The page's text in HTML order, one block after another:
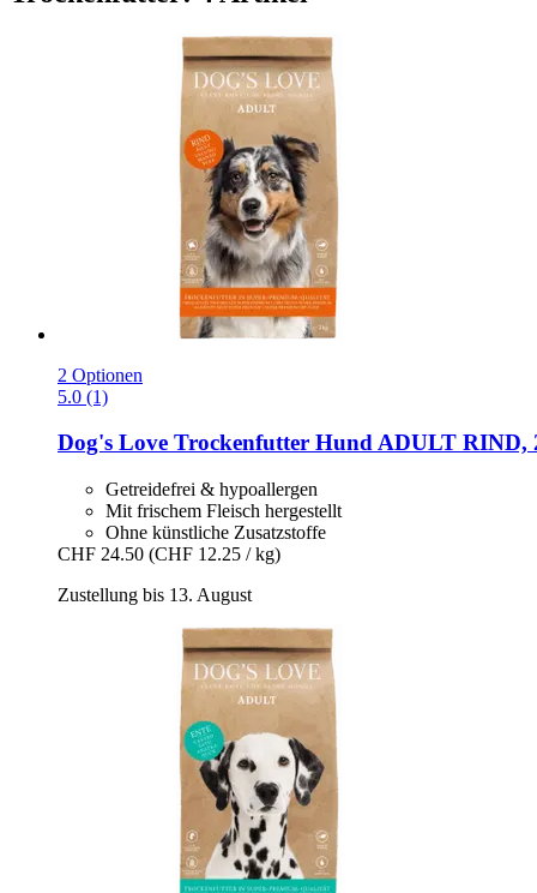
2 Optionen
5.0 (1)
Dog's Love Trockenfutter Hund ADULT RIND,
Getreidefrei & hypoallergen
Mit frischem Fleisch hergestellt
Ohne künstliche Zusatzstoffe
CHF 24.50 (CHF 12.25 / kg)
Zustellung bis 13. August